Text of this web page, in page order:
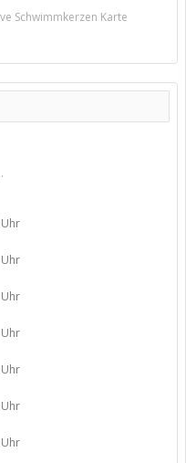
Schwimmkerzen Karte